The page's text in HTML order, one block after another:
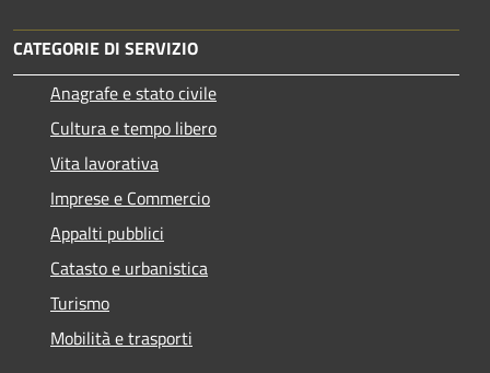
CATEGORIE DI SERVIZIO
Anagrafe e stato civile
Cultura e tempo libero
Vita lavorativa
Imprese e Commercio
Appalti pubblici
Catasto e urbanistica
Turismo
Mobilità e trasporti